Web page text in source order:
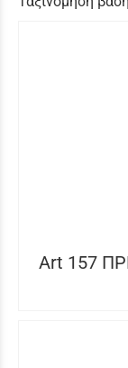
Art 157